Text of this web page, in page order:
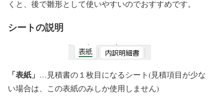
くと、後で雛形として使いやすいのでおすすめです。
シートの説明
「表紙」 …見積書の１枚目になるシート(見積項目が少な
い場合は、この表紙のみしか使用しません)